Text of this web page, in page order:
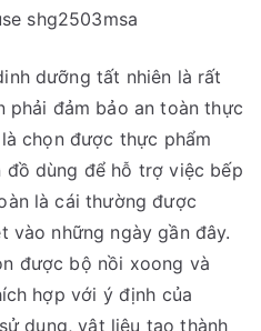
shg2503msa
dưỡng tất nhiên là rất
phải đảm bảo an toàn thực
chọn được thực phẩm
đồ dùng để hỗ trợ việc bếp
là cái thường được
vào những ngày gần đây.
được bộ nồi xoong và
hợp với ý định của
dụng, vật liệu tạo thành